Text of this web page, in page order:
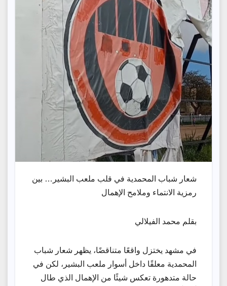
شعار شباب المحمدية في قلب ملعب البشير… بين
رمزية الانتماء وملامح الإهمال
بقلم محمد الفيلالي
في مشهد يختزل واقعًا متناقضًا، يظهر شعار شباب
المحمدية معلقًا داخل أسوار ملعب البشير، لكن في
حالة متدهورة تعكس شيئًا من الإهمال الذي طال